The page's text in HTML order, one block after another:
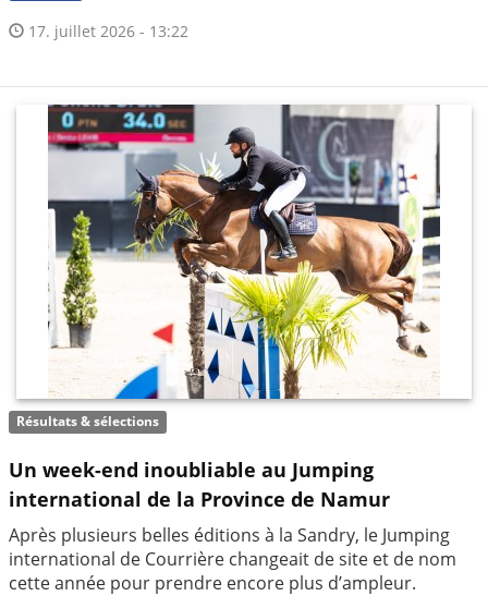
17. juillet 2026 - 13:22
Résultats & sélections
Un week-end inoubliable au Jumping
international de la Province de Namur
Après plusieurs belles éditions à la Sandry, le Jumping
international de Courrière changeait de site et de nom
cette année pour prendre encore plus d’ampleur.